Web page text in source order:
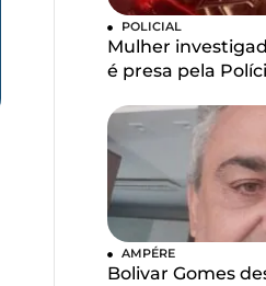
POLICIAL
Mulher
é presa pela
AMPÉRE
Bolivar Gomes